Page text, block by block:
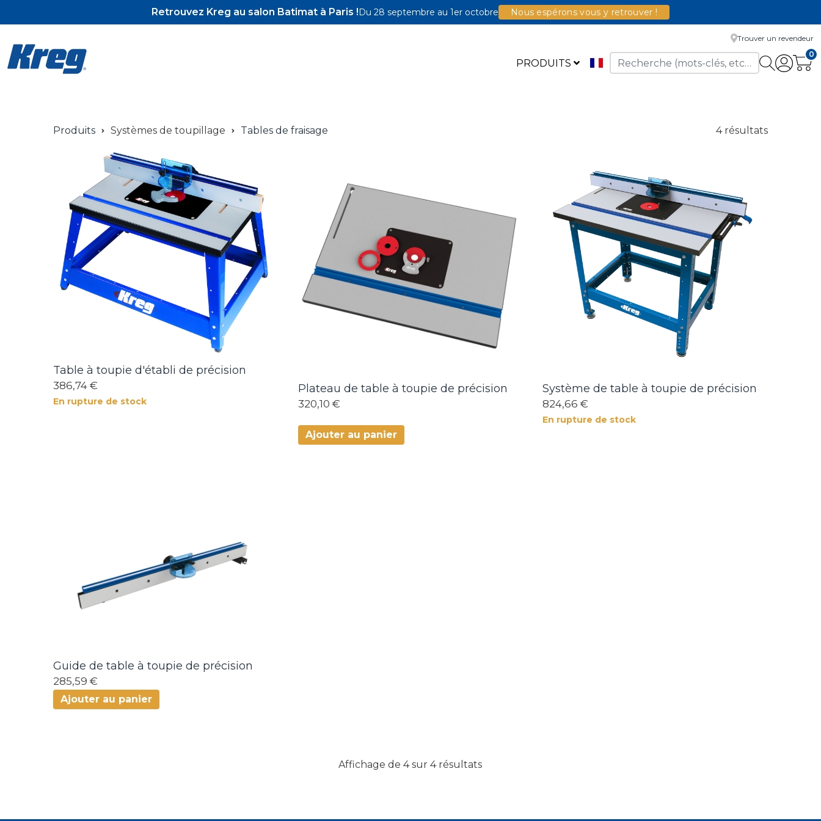
Retrouvez Kreg au salon Batimat à Paris !Du 28 septembre au 1er octobre Nous espérons vous y retrouver !
PRODUITS
Pocket-Hole Jigs
Trouver un revendeur
0
Produits Systèmes de toupillage Tables de fraisage 4 résultats
Table à toupie d'établi de précision
386,74 €
En rupture de stock
Plateau de table à toupie de précision
320,10 €
Ajouter au panier
Système de table à toupie de précision
824,66 €
En rupture de stock
Guide de table à toupie de précision
285,59 €
Ajouter au panier
Affichage de 4 sur 4 résultats